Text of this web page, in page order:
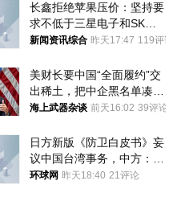
长鑫拒绝苹果压价：坚持要
求不低于三星电子和SK海
力士
新闻资讯综合 昨天17:47 119评论
美财长要中国“全面履约”交
出稀土，把中企黑名单凑到
187家，中方做最坏打算
海上武器杂谈 前天16:02 39评论
日方新版《防卫白皮书》妄
议中国台湾事务，中方：强
烈不满、坚决反对，已向日
环球网 昨天18:40 21评论